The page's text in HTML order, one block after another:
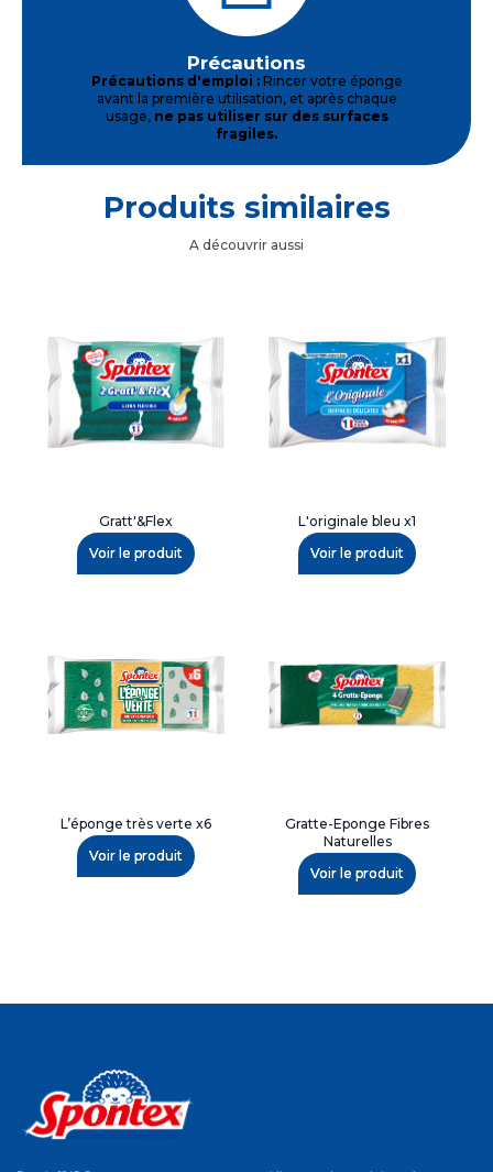
Précautions
Précautions d'emploi : Rincer votre éponge
avant la première utilisation, et après chaque
usage, ne pas utiliser sur des surfaces
fragiles.
Produits similaires
A découvrir aussi
Gratt'&Flex
Voir le produit
L'originale bleu x1
Voir le produit
L’éponge très verte x6
Voir le produit
Gratte-Eponge Fibres
Naturelles
Voir le produit